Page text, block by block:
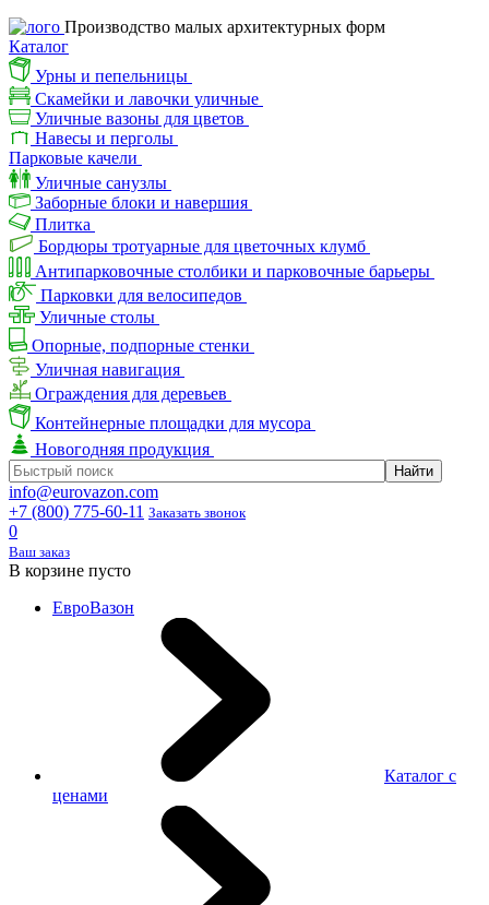
Производство малых архитектурных форм
Каталог
Урны и пепельницы
Скамейки и лавочки уличные
Уличные вазоны для цветов
Навесы и перголы
Парковые качели
Уличные санузлы
Заборные блоки и навершия
Плитка
Бордюры тротуарные для цветочных клумб
Антипарковочные столбики и парковочные барьеры
Парковки для велосипедов
Уличные столы
Опорные, подпорные стенки
Уличная навигация
Ограждения для деревьев
Контейнерные площадки для мусора
Новогодняя продукция
info@eurovazon.com
+7 (800) 775-60-11 Заказать звонок
0
Ваш заказ
В корзине пусто
ЕвроВазон
Каталог с
ценами